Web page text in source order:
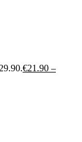
€21.90 –